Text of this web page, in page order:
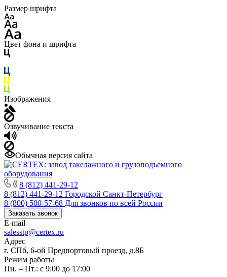
Размер шрифта
Цвет фона и шрифта
Изображения
Озвучивание текста
Обычная версия сайта
8 (812) 441-29-12
8 (812) 441-29-12 Городской Санкт-Петербург
8 (800) 500-57-68 Для звонков по всей России
Заказать звонок
E-mail
salesstp@certex.ru
Адрес
г. СПб, 6-ой Предпортовый проезд, д.8Б
Режим работы
Пн. – Пт.: с 9:00 до 17:00